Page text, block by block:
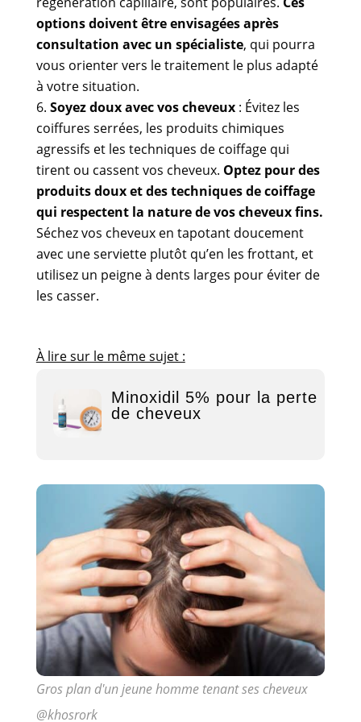
options doivent être envisagées après
consultation avec un spécialiste, qui pourra
vous orienter vers le traitement le plus adapté
à votre situation.
Soyez doux avec vos cheveux: Évitez les
coiffures serrées, les produits chimiques
agressifs et les techniques de coiffage qui
tirent ou cassent vos cheveux. Optez pour des
produits doux et des techniques de coiffage
qui respectent la nature de vos cheveux fins.
Séchez vos cheveux en tapotant doucement
avec une serviette plutôt qu’en les frottant, et
utilisez un peigne à dents larges pour éviter de
les casser.
À lire sur le même sujet :
Minoxidil 5% pour la perte
de cheveux
Gros plan d'un jeune homme tenant ses cheveux
@khosrork